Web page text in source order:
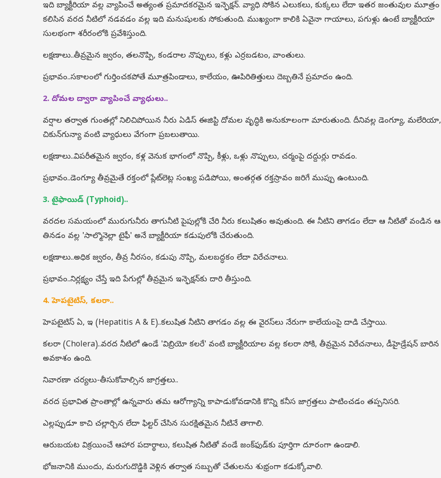
ఇది బ్యాక్టీరియా వల్ల వ్యాపించే అత్యంత ప్రమాదకరమైన ఇన్ఫెక్షన్. వ్యాధి సోకిన ఎలుకలు, కుక్కలు లేదా ఇతర జంతువుల మూత్రం
కలిసిన వరద నీటిలో నడవడం వల్ల ఇది మనుషులకు సోకుతుంది. ముఖ్యంగా కాలికి ఏవైనా గాయాలు, పగుళ్లు ఉంటే బ్యాక్టీరియా
సులభంగా శరీరంలోకి ప్రవేశిస్తుంది.
లక్షణాలు..తీవ్రమైన జ్వరం, తలనొప్పి, కండరాల నొప్పులు, కళ్లు ఎర్రబడటం, వాంతులు.
ప్రభావం..సకాలంలో గుర్తించకపోతే మూత్రపిండాలు, కాలేయం, ఊపిరితిత్తులు దెబ్బతినే ప్రమాదం ఉంది.
2. దోమల ద్వారా వ్యాపించే వ్యాధులు..
వర్షాల తర్వాత గుంతల్లో నిలిచిపోయిన నీరు ఏడిస్ ఈజిప్టి దోమల వృద్ధికి అనుకూలంగా మారుతుంది. దీనివల్ల డెంగ్యూ, మలేరియా,
చికున్‌గున్యా వంటి వ్యాధులు వేగంగా ప్రబలుతాయి.
లక్షణాలు..విపరీతమైన జ్వరం, కళ్ల వెనుక భాగంలో నొప్పి, కీళ్లు, ఒళ్లు నొప్పులు, చర్మంపై దద్దుర్లు రావడం.
ప్రభావం..డెంగ్యూ తీవ్రమైతే రక్తంలో ప్లేట్‌లెట్ల సంఖ్య పడిపోయి, అంతర్గత రక్తస్రావం జరిగే ముప్పు ఉంటుంది.
3. టైఫాయిడ్ (Typhoid)..
వరదల సమయంలో మురుగునీరు తాగునీటి పైపుల్లోకి చేరి నీరు కలుషితం అవుతుంది. ఈ నీటిని తాగడం లేదా ఆ నీటితో వండిన
తినడం వల్ల 'సాల్మొనెల్లా టైఫీ' అనే బ్యాక్టీరియా కడుపులోకి చేరుతుంది.
లక్షణాలు..అధిక జ్వరం, తీవ్ర నీరసం, కడుపు నొప్పి, మలబద్ధకం లేదా విరేచనాలు.
ప్రభావం..నిర్లక్ష్యం చేస్తే ఇది పేగుల్లో తీవ్రమైన ఇన్ఫెక్షన్‌కు దారి తీస్తుంది.
4. హెపటైటిస్, కలరా..
హెపటైటిస్ ఏ, ఇ (Hepatitis A & E)..కలుషిత నీటిని తాగడం వల్ల ఈ వైరస్‌లు నేరుగా కాలేయంపై దాడి చేస్తాయి.
కలరా (Cholera)..వరద నీటిలో ఉండే 'విబ్రియో కలరే' వంటి బ్యాక్టీరియాల వల్ల కలరా సోకి, తీవ్రమైన విరేచనాలు, డీహైడ్రేషన్
అవకాశం ఉంది.
నివారణా చర్యలు-తీసుకోవాల్సిన జాగ్రత్తలు..
వరద ప్రభావిత ప్రాంతాల్లో ఉన్నవారు తమ ఆరోగ్యాన్ని కాపాడుకోవడానికి కొన్ని కనీస జాగ్రత్తలు పాటించడం తప్పనిసరి.
ఎల్లప్పుడూ కాచి చల్లార్చిన లేదా ఫిల్టర్ చేసిన సురక్షితమైన నీటినే తాగాలి.
ఆరుబయట విక్రయించే ఆహార పదార్థాలు, కలుషిత నీటితో వండే జంక్‌ఫుడ్‌కు పూర్తిగా దూరంగా ఉండాలి.
భోజనానికి ముందు, మరుగుదొడ్డికి వెళ్లిన తర్వాత సబ్బుతో చేతులను శుభ్రంగా కడుక్కోవాలి.